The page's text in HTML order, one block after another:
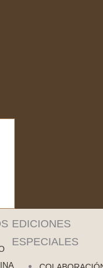
EDICIONES
ESPECIALES